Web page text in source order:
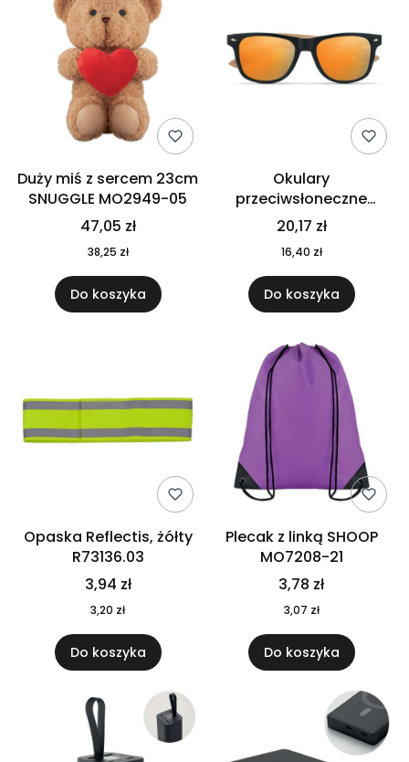
Duży miś z sercem 23cm
SNUGGLE MO2949-05
47,05 zł
38,25 zł
Do koszyka
Okulary
przeciwsłoneczne
CALIFORNIA TOUCH
MO9617-10
20,17 zł
16,40 zł
Do koszyka
Opaska Reflectis, żółty
R73136.03
3,94 zł
3,20 zł
Do koszyka
Plecak z linką SHOOP
MO7208-21
3,78 zł
3,07 zł
Do koszyka